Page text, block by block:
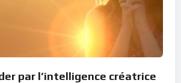
par l’intelligence créatrice